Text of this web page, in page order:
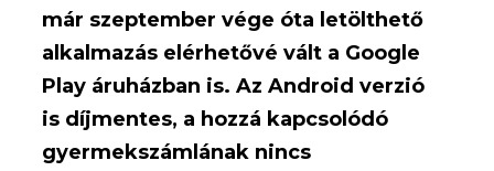
már szeptember vége óta letölthető
alkalmazás elérhetővé vált a Google
Play áruházban is. Az Android verzió
is díjmentes, a hozzá kapcsolódó
gyermekszámlának nincs